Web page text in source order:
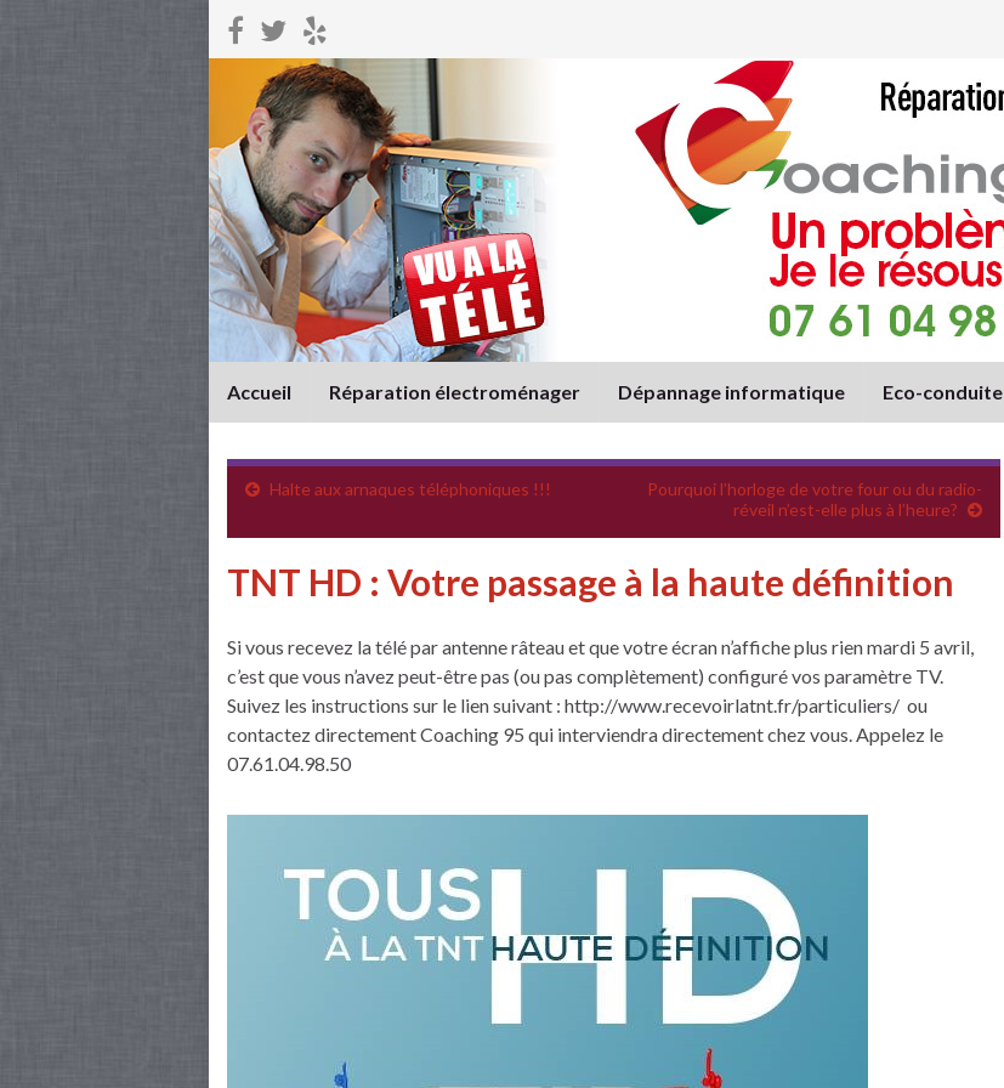
Accueil Réparation électroménager Dépannage informatique Eco-conduite
Halte aux arnaques téléphoniques !!!
Pourquoi l’horloge de votre four ou du radio-
réveil n’est-elle plus à l’heure?
TNT HD : Votre passage à la haute définition
Si vous recevez la télé par antenne râteau et que votre écran n’affiche plus rien mardi 5 avril,
c’est que vous n’avez peut-être pas (ou pas complètement) configuré vos paramètre TV.
Suivez les instructions sur le lien suivant : http://www.recevoirlatnt.fr/particuliers/ ou
contactez directement Coaching 95 qui interviendra directement chez vous. Appelez le
07.61.04.98.50